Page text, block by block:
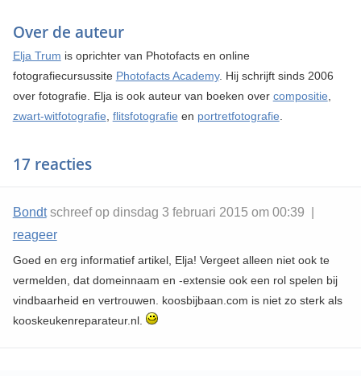
Over de auteur
Elja Trum is oprichter van Photofacts en online
fotografiecursussite Photofacts Academy. Hij schrijft sinds 2006
over fotografie. Elja is ook auteur van boeken over compositie
zwart-witfotografie flitsfotografie en portretfotografie
17 reacties
Bondtschreef op dinsdag 3 februari 2015 om 00:39 |
reageer
Goed en erg informatief artikel, Elja! Vergeet alleen niet ook te
vermelden, dat domeinnaam en -extensie ook een rol spelen bij
vindbaarheid en vertrouwen. koosbijbaan.com is niet zo sterk als
kooskeukenreparateur.nl.